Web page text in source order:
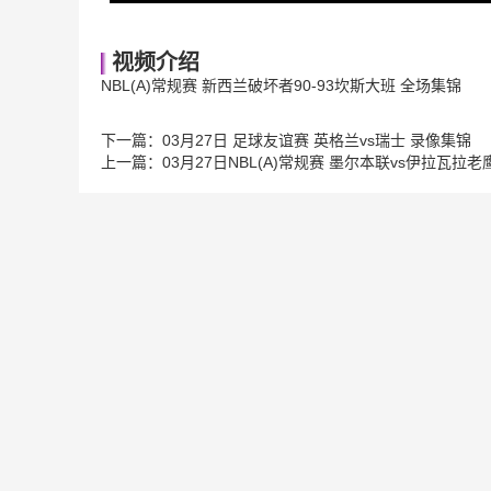
视频介绍
NBL(A)常规赛 新西兰破坏者90-93坎斯大班 全场集锦
下一篇： 03月27日 足球友谊赛 英格兰vs瑞士 录像集锦
上一篇： 03月27日NBL(A)常规赛 墨尔本联vs伊拉瓦拉老